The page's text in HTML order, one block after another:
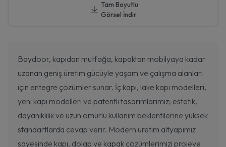
Tam Boyutlu
Görsel İndir
Baydoor, kapıdan mutfağa, kapaktan mobilyaya kadar
uzanan geniş üretim gücüyle yaşam ve çalışma alanları
için entegre çözümler sunar. İç kapı, lake kapı modelleri,
yeni kapı modelleri ve patentli tasarımlarımız; estetik,
dayanıklılık ve uzun ömürlü kullanım beklentilerine yüksek
standartlarda cevap verir. Modern üretim altyapımız
sayesinde kapı, dolap ve kapak çözümlerimizi projeye